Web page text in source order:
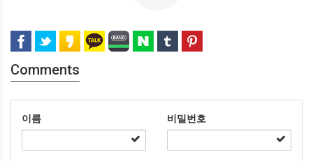
Comments
이름 비밀번호